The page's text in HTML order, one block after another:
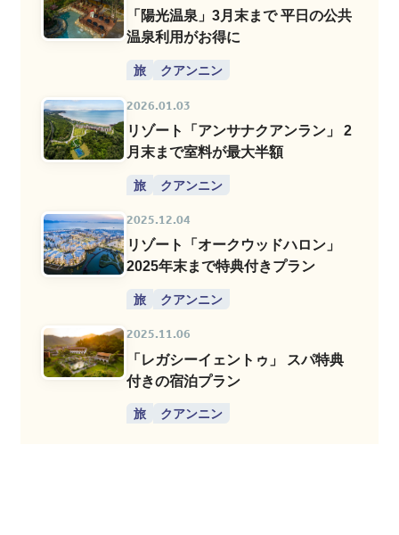
「陽光温泉」3月末まで 平日の公共
温泉利用がお得に
旅 クアンニン
2026.01.03
リゾート「アンサナクアンラン」 2
月末まで室料が最大半額
旅 クアンニン
2025.12.04
リゾート「オークウッドハロン」
2025年末まで特典付きプラン
旅 クアンニン
2025.11.06
「レガシーイェントゥ」 スパ特典
付きの宿泊プラン
旅 クアンニン